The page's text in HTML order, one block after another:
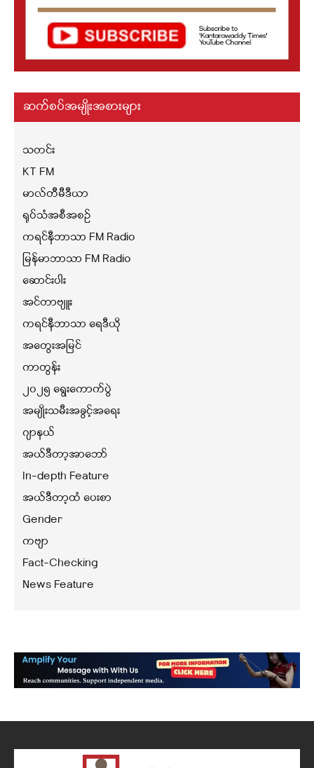
ဆက်စပ်အမျိုးအစားများ
သတင်း
KT FM
မာလ်တီမီဒီယာ
ရုပ်သံအစီအစဉ်
ကရင်နီဘာသာ FM Radio
မြန်မာဘာသာ FM Radio
ဆောင်းပါး
အင်တာဗျူး
ကရင်နီဘာသာ ရေဒီယို
အတွေးအမြင်
ကာတွန်း
၂၀၂၅ ရွေးကောက်ပွဲ
အမျိုးသမီးအခွင့်အရေး
ဂျာနယ်
အယ်ဒီတာ့အာဘော်
In-depth Feature
အယ်ဒီတာ့ထံ ပေးစာ
Gender
ကဗျာ
Fact-Checking
News Feature